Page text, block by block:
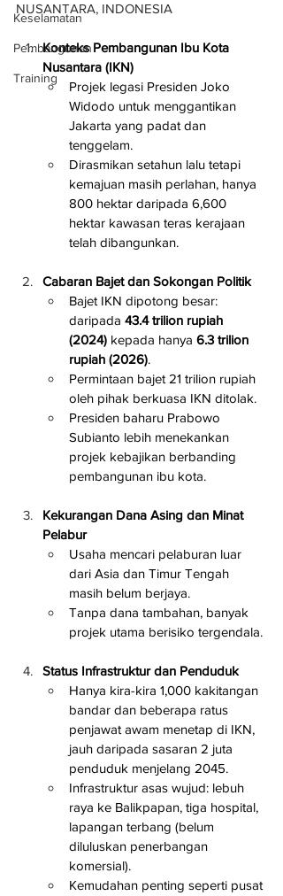
Keselamatan
Pembangunan
Training
NUSANTARA, INDONESIA
Konteks Pembangunan Ibu Kota
Nusantara (IKN)
Projek legasi Presiden Joko
Widodo untuk menggantikan
Jakarta yang padat dan
tenggelam.
Dirasmikan setahun lalu tetapi
kemajuan masih perlahan, hanya
800 hektar daripada 6,600
hektar kawasan teras kerajaan
telah dibangunkan.
Cabaran Bajet dan Sokongan Politik
Bajet IKN dipotong besar:
daripada 43.4 trilion rupiah
(2024) kepada hanya 6.3 trilion
rupiah (2026).
Permintaan bajet 21 trilion rupiah
oleh pihak berkuasa IKN ditolak.
Presiden baharu Prabowo
Subianto lebih menekankan
projek kebajikan berbanding
pembangunan ibu kota.
Kekurangan Dana Asing dan Minat
Pelabur
Usaha mencari pelaburan luar
dari Asia dan Timur Tengah
masih belum berjaya.
Tanpa dana tambahan, banyak
projek utama berisiko tergendala.
Status Infrastruktur dan Penduduk
Hanya kira-kira 1,000 kakitangan
bandar dan beberapa ratus
penjawat awam menetap di IKN,
jauh daripada sasaran 2 juta
penduduk menjelang 2045.
Infrastruktur asas wujud: lebuh
raya ke Balikpapan, tiga hospital,
lapangan terbang (belum
diluluskan penerbangan
komersial).
Kemudahan penting seperti pusat